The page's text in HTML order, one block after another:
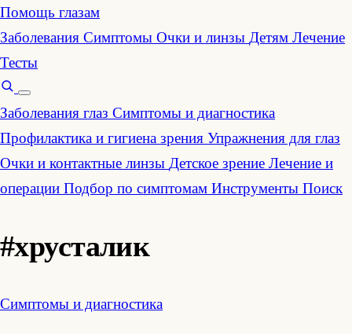
Помощь глазам
Заболевания Симптомы Очки и линзы Детям Лечение
Тесты
Заболевания глаз Симптомы и диагностика
Профилактика и гигиена зрения Упражнения для глаз
Очки и контактные линзы Детское зрение Лечение и
операции Подбор по симптомам Инструменты Поиск
#хрусталик
Симптомы и диагностика